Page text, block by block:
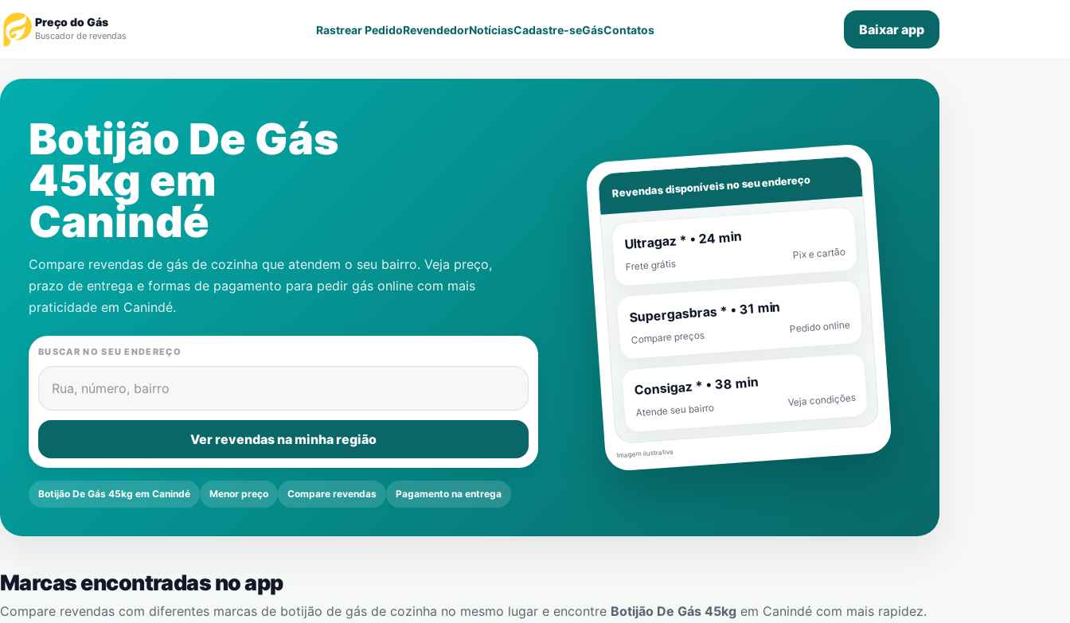
Preço do Gás
Buscador de revendas Rastrear PedidoRevendedorNotíciasCadastre-seGásContatos Baixar app
Revendedor
Notícias
Cadastre-se
Contatos
Botijão De Gás
45kg em
Canindé
Compare revendas de gás de cozinha que atendem o seu bairro. Veja preço,
prazo de entrega e formas de pagamento para pedir gás online com mais
praticidade em Canindé.
BUSCAR NO SEU ENDEREÇO
Rua, número, bairro
Ver revendas na minha região
Botijão De Gás 45kg em Canindé Menor preço Compare revendas Pagamento na entrega
Revendas disponíveis no seu endereço
Ultragaz * • 24 min
Frete grátis
Pix e cartão
Supergasbras * • 31 min
Compare preços
Pedido online
Consigaz * • 38 min
Atende seu bairro
Veja condições
Imagem ilustrativa
Marcas encontradas no app
Compare revendas com diferentes marcas de botijão de gás de cozinha no mesmo lugar e encontre Botijão De Gás 45kg em Canindé com mais rapidez.